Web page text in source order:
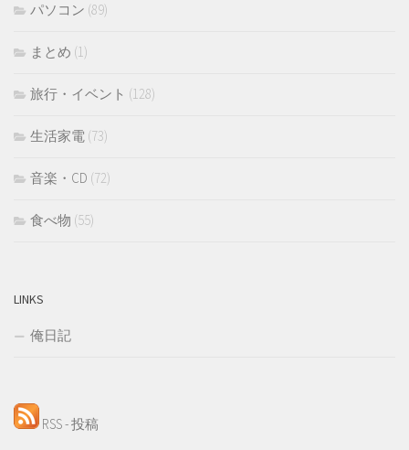
パソコン (89)
まとめ (1)
旅行・イベント (128)
生活家電 (73)
音楽・CD (72)
食べ物 (55)
LINKS
俺日記
RSS - 投稿